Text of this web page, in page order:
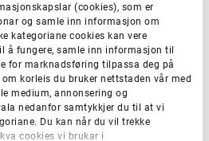
(cookies), som er
og samle inn informasjon om
kategoriane cookies kan vere
å fungere, samle inn informasjon til
for marknadsføring tilpassa deg på
korleis du bruker nettstaden vår med
medium, annonsering og
nedanfor samtykkjer du til at vi
Du kan når du vil trekke
cookies vi brukar i